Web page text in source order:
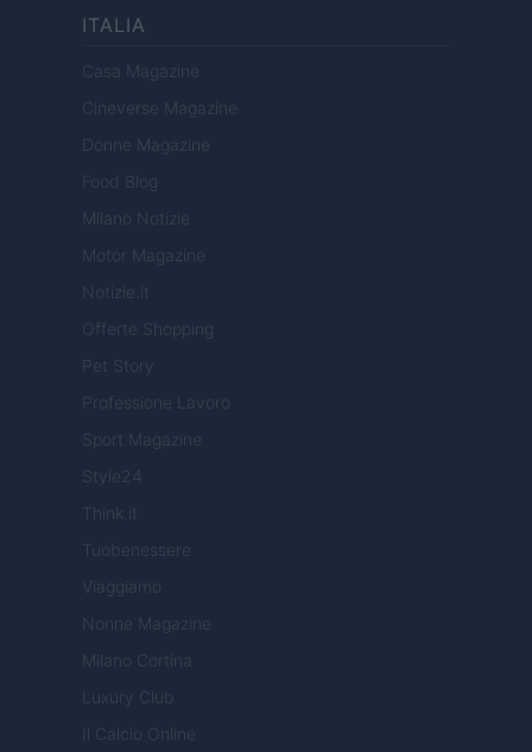
ITALIA
Casa Magazine
Cineverse Magazine
Donne Magazine
Food Blog
Milano Notizie
Motor Magazine
Notizie.it
Offerte Shopping
Pet Story
Professione Lavoro
Sport Magazine
Style24
Think.it
Tuobenessere
Viaggiamo
Nonne Magazine
Milano Cortina
Luxury Club
Il Calcio Online